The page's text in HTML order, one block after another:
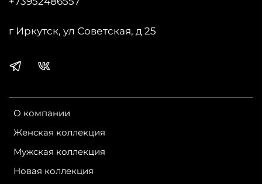
О компании
Женская коллекция
Мужская коллекция
Новая коллекция
г Иркутск, ул Советская, д 25